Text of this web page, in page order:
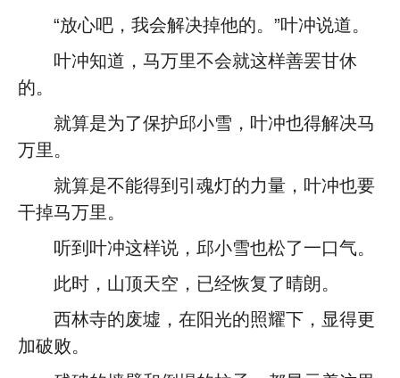
“放心吧，我会解决掉他的。”叶冲说道。
叶冲知道，马万里不会就这样善罢甘休
的。
就算是为了保护邱小雪，叶冲也得解决马
万里。
就算是不能得到引魂灯的力量，叶冲也要
干掉马万里。
听到叶冲这样说，邱小雪也松了一口气。
此时，山顶天空，已经恢复了晴朗。
西林寺的废墟，在阳光的照耀下，显得更
加破败。